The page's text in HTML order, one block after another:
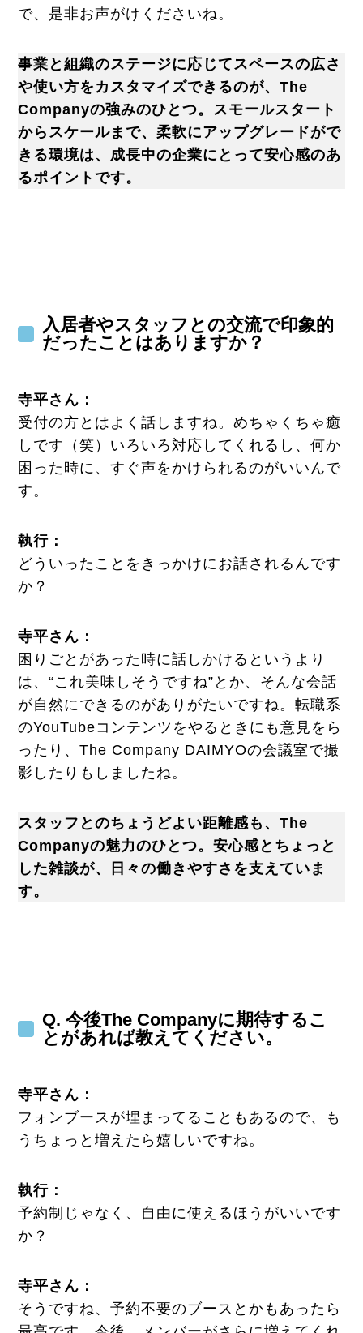
で、是非お声がけくださいね。
事業と組織のステージに応じてスペースの広さ
や使い方をカスタマイズできるのが、The
Companyの強みのひとつ。スモールスタート
からスケールまで、柔軟にアップグレードがで
きる環境は、成長中の企業にとって安心感のあ
るポイントです。
入居者やスタッフとの交流で印象的
だったことはありますか？
寺平さん：
受付の方とはよく話しますね。めちゃくちゃ癒
しです（笑）いろいろ対応してくれるし、何か
困った時に、すぐ声をかけられるのがいいんで
す。
執行 ：
どういったことをきっかけにお話されるんです
か？
寺平さん：
困りごとがあった時に話しかけるというより
は、“これ美味しそうですね”とか、そんな会話
が自然にできるのがありがたいですね。転職系
のYouTubeコンテンツをやるときにも意見をら
ったり、The Company DAIMYOの会議室で撮
影したりもしましたね。
スタッフとのちょうどよい距離感も、The
Companyの魅力のひとつ。安心感とちょっと
した雑談が、日々の働きやすさを支えていま
す。
Q. 今後The Companyに期待するこ
とがあれば教えてください。
寺平さん：
フォンブースが埋まってることもあるので、も
うちょっと増えたら嬉しいですね。
執行 ：
予約制じゃなく、自由に使えるほうがいいです
か？
寺平さん：
そうですね、予約不要のブースとかもあったら